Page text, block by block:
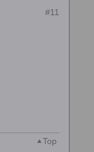
#11
Top